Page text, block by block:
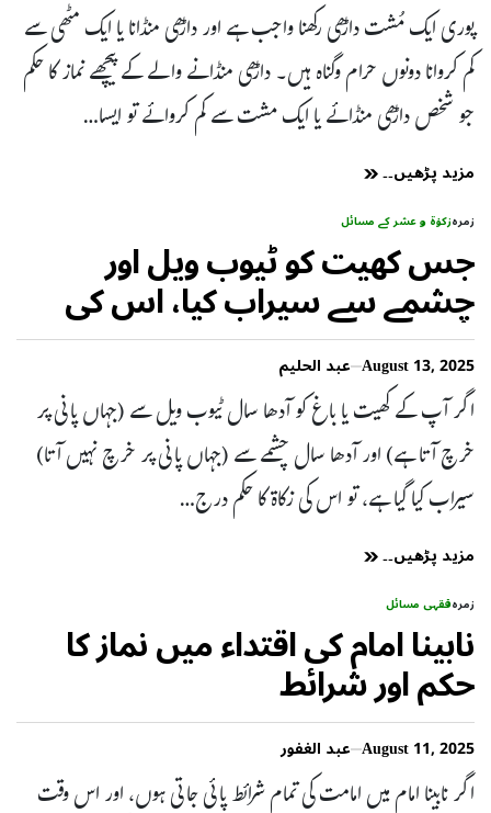
پوری ایک مُشت داڑھی رکھنا واجب ہے اور داڑھی منڈانا یا ایک مٹھی سے
کم کروانا دونوں حرام وگناہ ہیں۔ داڑھی منڈانے والے کے پیچھے نماز کا حکم
جو شخص داڑھی منڈائے یا ایک مشت سے کم کروائے تو ایسا…
مزید پڑھیں۔۔
زمرہزکوٰۃ و عشر کے مسائل
جس کھیت کو ٹیوب ویل اور
چشمے سے سیراب کیا، اس کی
زکوٰۃ کا شرعی حکم
August 13, 2025 عبد الحلیم
اگر آپ کے کھیت یا باغ کو آدھا سال ٹیوب ویل سے (جہاں پانی پر
خرچ آتا ہے) اور آدھا سال چشمے سے (جہاں پانی پر خرچ نہیں آتا)
سیراب کیا گیا ہے، تو اس کی زکاۃ کا حکم درج…
مزید پڑھیں۔۔
زمرہفقہی مسائل
نابینا امام کی اقتداء میں نماز کا
حکم اور شرائط
August 11, 2025 عبد الغفور
اگر نابینا امام میں امامت کی تمام شرائط پائی جاتی ہوں، اور اس وقت